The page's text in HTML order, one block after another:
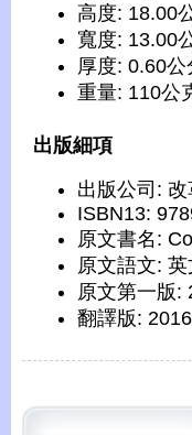
高度: 18.00
寬度: 13.00
厚度: 0.60公
重量: 110公
出版細項
出版公司:
ISBN13:
原文書名:
原文語文: 英
原文第一版:
翻譯版: